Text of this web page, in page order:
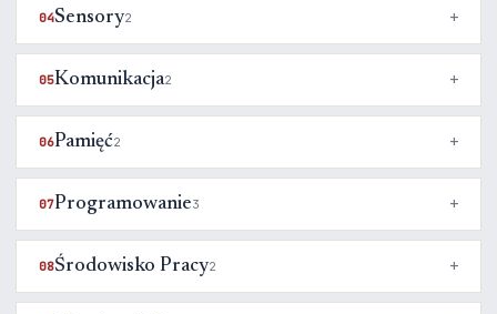
04Sensory2
05Komunikacja2
06Pamięć2
07Programowanie3
08Środowisko Pracy2